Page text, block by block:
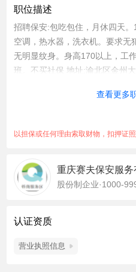
职位描述
招聘保安:包吃包住，月休四天
空调，热水器，洗衣机。要求无
无明显纹身。身高170以上，工
班。不买社保 地址:渝北区金州
查看更多
以担保或任何理由索取财物，扣押证
重庆赛夫保安服务
股份制企业·1000-
认证资质
营业执照信息